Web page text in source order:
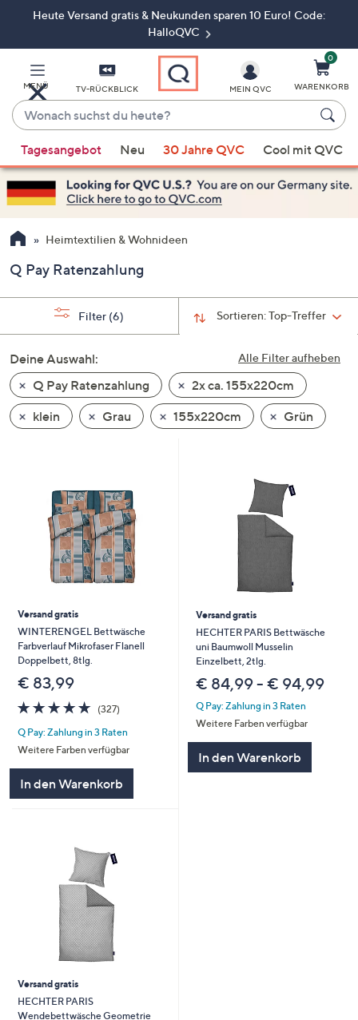
ZumHeute Versand gratis & Neukunden sparen 10 Euro! Code:
HalloQVC
MENÜ TV-RÜCKBLICK
Wonach
suchst
du
heute?
Vorschläge
verfügbar
sind,
verwenden
Sie
Pfeiltasten
nach
und
nach
unten
oder
wischen
Sie
rechts,
anzuzeigen.
MEIN QVC
0
WARENKORB
Tagesangebot Neu 30 Jahre QVC Cool mit QVC
Heimtextilien & Wohnideen
Q Pay Ratenzahlung
Sortieren:Top-Treffer
Filter (6)
Alle Filter aufheben
Deine Auswahl:
Q Pay Ratenzahlung
2x ca. 155x220cm
klein
Grau 155x220cm Grün
Versand gratis
WINTERENGEL Bettwäsche
Farbverlauf Mikrofaser Flanell
Doppelbett, 8tlg.
€ 83,99
4.7
von
5
(327)327
Q Pay: Zahlung in 3 Raten
Weitere Farben verfügbar
In den Warenkorb
Versand gratis
HECHTER PARIS Bettwäsche
uni Baumwoll Musselin
Einzelbett, 2tlg.
€ 84,99 - € 94,99
Q Pay: Zahlung in 3 Raten
Weitere Farben verfügbar
In den Warenkorb
Versand gratis
HECHTER PARIS
Wendebettwäsche Geometrie